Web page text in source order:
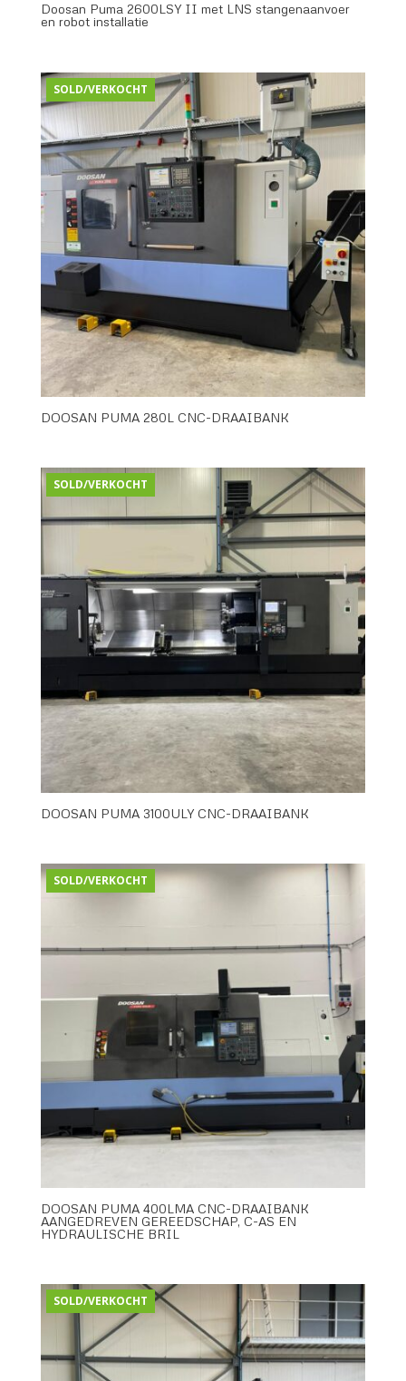
Doosan Puma 2600LSY II met LNS stangenaanvoer
en robot installatie
SOLD/VERKOCHT
DOOSAN PUMA 280L CNC-DRAAIBANK
SOLD/VERKOCHT
DOOSAN PUMA 3100ULY CNC-DRAAIBANK
SOLD/VERKOCHT
DOOSAN PUMA 400LMA CNC-DRAAIBANK
AANGEDREVEN GEREEDSCHAP, C-AS EN
HYDRAULISCHE BRIL
SOLD/VERKOCHT